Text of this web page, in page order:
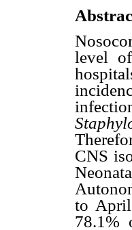
level
CNS
to
78.1%